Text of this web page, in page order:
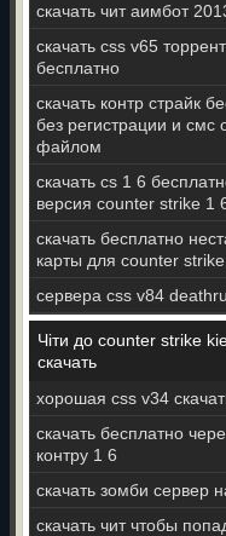
скачать чит аимбот
скачать css v65 торрент
бесплатно
скачать контр страйк
без регистрации и смс
файлом
скачать cs 1 6
версия counter strike 1
скачать бесплатно
карты для counter
сервера css v84
Чіти до counter strike
скачать
хорошая css v34
скачать бесплатно
контру 1 6
скачать зомби сервер
скачать чит чтобы